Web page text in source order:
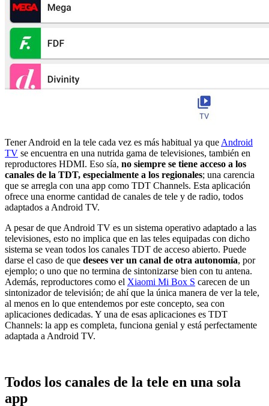
Tener Android en la tele cada vez es más habitual ya que Android
TV se encuentra en una nutrida gama de televisiones, también en
reproductores HDMI. Eso sía, no siempre se tiene acceso a los
canales de la TDT, especialmente a los regionales; una carencia
que se arregla con una app como TDT Channels. Esta aplicación
ofrece una enorme cantidad de canales de tele y de radio, todos
adaptados a Android TV.
A pesar de que Android TV es un sistema operativo adaptado a las
televisiones, esto no implica que en las teles equipadas con dicho
sistema se vean todos los canales TDT de acceso abierto. Puede
darse el caso de que desees ver un canal de otra autonomía, por
ejemplo; o uno que no termina de sintonizarse bien con tu antena.
Además, reproductores como el Xiaomi Mi Box S carecen de un
sintonizador de televisión; de ahí que la única manera de ver la tele,
al menos en lo que entendemos por este concepto, sea con
aplicaciones dedicadas. Y una de esas aplicaciones es TDT
Channels: la app es completa, funciona genial y está perfectamente
adaptada a Android TV.
Todos los canales de la tele en una sola
app